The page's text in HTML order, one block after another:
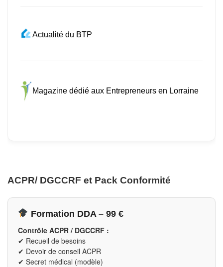
Actualité du BTP
Magazine dédié aux Entrepreneurs en Lorraine
ACPR/ DGCCRF et Pack Conformité
Formation DDA – 99 €
Contrôle ACPR / DGCCRF :
✔ Recueil de besoins
✔ Devoir de conseil ACPR
✔ Secret médical (modèle)